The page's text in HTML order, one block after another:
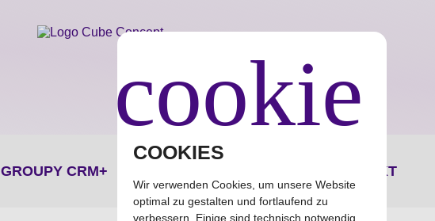
Cube Concept
Einfache Software für erfolgreiche Unternehmer
GROUPY CRM+ KONTAKT
cookie
COOKIES
Wir verwenden Cookies, um unsere Website
optimal zu gestalten und fortlaufend zu
verbessern. Einige sind technisch notwendig,